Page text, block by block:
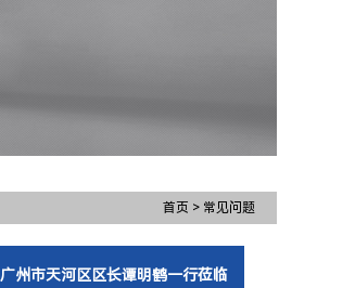
首页 > 常见问题
广州市天河区区长谭明鹤一行莅临